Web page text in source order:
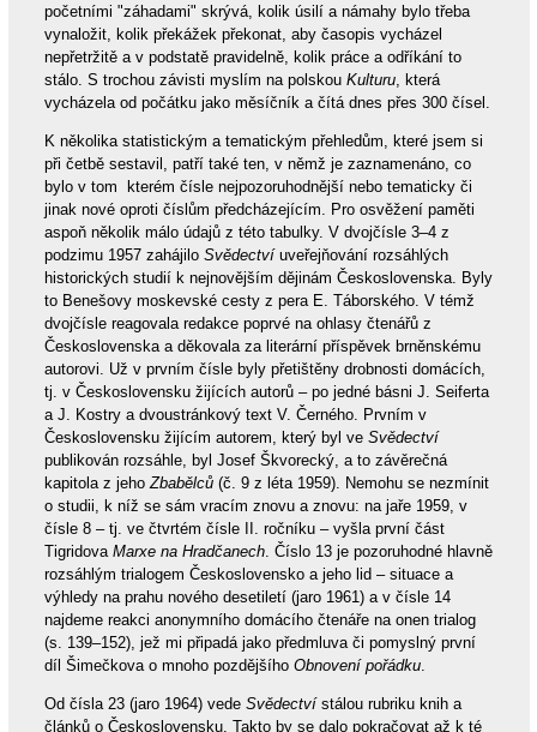
početními "záhadami" skrývá, kolik úsilí a námahy bylo třeba
vynaložit, kolik překážek překonat, aby časopis vycházel
nepřetržitě a v podstatě pravidelně, kolik práce a odříkání to
stálo. S trochou závisti myslím na polskou Kulturu, která
vycházela od počátku jako měsíčník a čítá dnes přes 300 čísel.
K několika statistickým a tematickým přehledům, které jsem si
při četbě sestavil, patří také ten, v němž je zaznamenáno, co
bylo v tom kterém čísle nejpozoruhodnější nebo tematicky či
jinak nové oproti číslům předcházejícím. Pro osvěžení paměti
aspoň několik málo údajů z této tabulky. V dvojčísle 3–4 z
podzimu 1957 zahájilo Svědectvíuveřejňování rozsáhlých
historických studií k nejnovějším dějinám Československa. Byly
to Benešovy moskevské cesty z pera E. Táborského. V témž
dvojčísle reagovala redakce poprvé na ohlasy čtenářů z
Československa a děkovala za literární příspěvek brněnskému
autorovi. Už v prvním čísle byly přetištěny drobnosti domácích,
tj. v Československu žijících autorů – po jedné básni J. Seiferta
a J. Kostry a dvoustránkový text V. Černého. Prvním v
Československu žijícím autorem, který byl ve Svědectví
publikován rozsáhle, byl Josef Škvorecký, a to závěrečná
kapitola z jehoZbabělců(č. 9 z léta 1959). Nemohu se nezmínit
o studii, k níž se sám vracím znovu a znovu: na jaře 1959, v
čísle 8 – tj. ve čtvrtém čísle II. ročníku – vyšla první část
Tigridova Marxe na Hradčanech. Číslo 13 je pozoruhodné hlavně
rozsáhlým trialogem Československo a jeho lid – situace a
výhledy na prahu nového desetiletí (jaro 1961) a v čísle 14
najdeme reakci anonymního domácího čtenáře na onen trialog
(s. 139–152), jež mi připadá jako předmluva či pomyslný první
díl Šimečkova o mnoho pozdějšího Obnovení pořádku.
Od čísla 23 (jaro 1964) vede Svědectvístálou rubriku knih a
článků o Československu. Takto by se dalo pokračovat až k té